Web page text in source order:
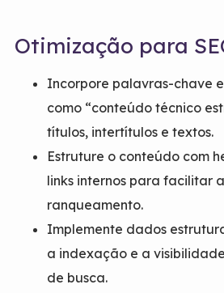
Otimização para
Incorpore palavras-chave
como “conteúdo técnico
títulos, intertítulos e textos.
Estruture o conteúdo com
links internos para facilitar
ranqueamento.
Implemente dados
a indexação e a
de busca.